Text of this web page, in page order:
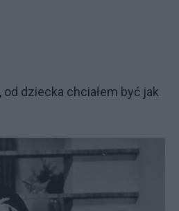
dziecka chciałem być jak